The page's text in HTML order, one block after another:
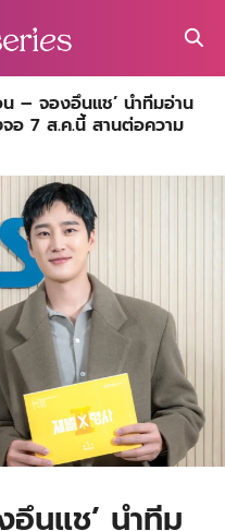
น – จองอึนแช’ นำทีมอ่าน
อ 7 ส.ค.นี้ สานต่อความ
นแช’ นำทีม